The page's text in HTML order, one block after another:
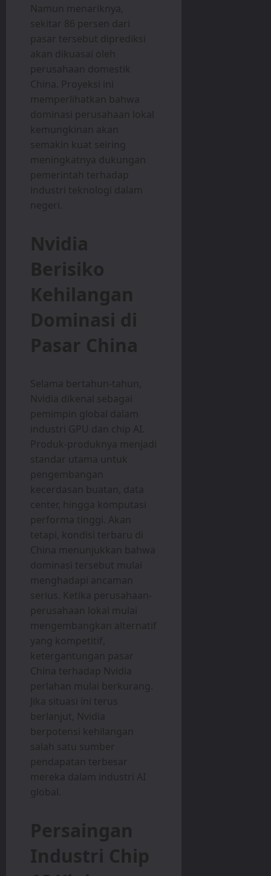
Namun menariknya,
sekitar 86 persen dari
pasar tersebut diprediksi
akan dikuasai oleh
perusahaan domestik
China. Proyeksi ini
memperlihatkan bahwa
dominasi perusahaan lokal
kemungkinan akan
semakin kuat seiring
meningkatnya dukungan
pemerintah terhadap
industri teknologi dalam
negeri.
Nvidia
Berisiko
Kehilangan
Dominasi di
Pasar China
Selama bertahun-tahun,
Nvidia dikenal sebagai
pemimpin global dalam
industri GPU dan chip AI.
Produk-produknya menjadi
standar utama untuk
pengembangan
kecerdasan buatan, data
center, hingga komputasi
performa tinggi. Akan
tetapi, kondisi terbaru di
China menunjukkan bahwa
dominasi tersebut mulai
menghadapi ancaman
serius. Ketika perusahaan-
perusahaan lokal mulai
mengembangkan alternatif
yang kompetitif,
ketergantungan pasar
China terhadap Nvidia
perlahan mulai berkurang.
Jika situasi ini terus
berlanjut, Nvidia
berpotensi kehilangan
salah satu sumber
pendapatan terbesar
mereka dalam industri AI
global.
Persaingan
Industri Chip